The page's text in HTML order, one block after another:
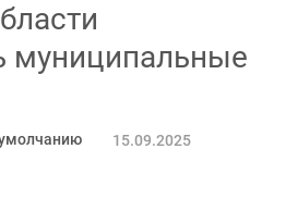
муниципальные
15.09.2025